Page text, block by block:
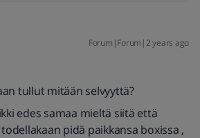
Forum|Forum|2 years ago
tullut mitään selvyyttä?
edes samaa mieltä siitä että
pidä paikkansa boxissa ,